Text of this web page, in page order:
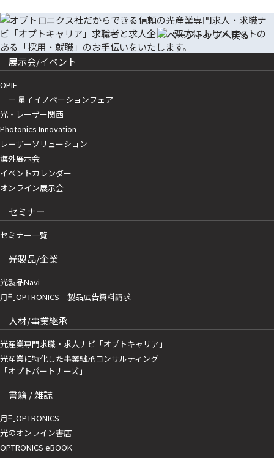
展示会/イベント
OPIE
ー 量子イノベーションフェア
光・レーザー関西
Photonics Innovation
レーザーソリューション
海外展示会
イベントカレンダー
オンライン展示会
セミナー
セミナー一覧
光製品/企業
光製品Navi
月刊OPTRONICS 製品広告資料請求
人材/事業継承
光産業専門求職・求人ナビ「オプトキャリア」
光産業に特化した事業継承コンサルティング
「オプトパートナーズ」
書籍 / 雑誌
月刊OPTRONICS
光のオンライン書店
OPTRONICS eBOOK